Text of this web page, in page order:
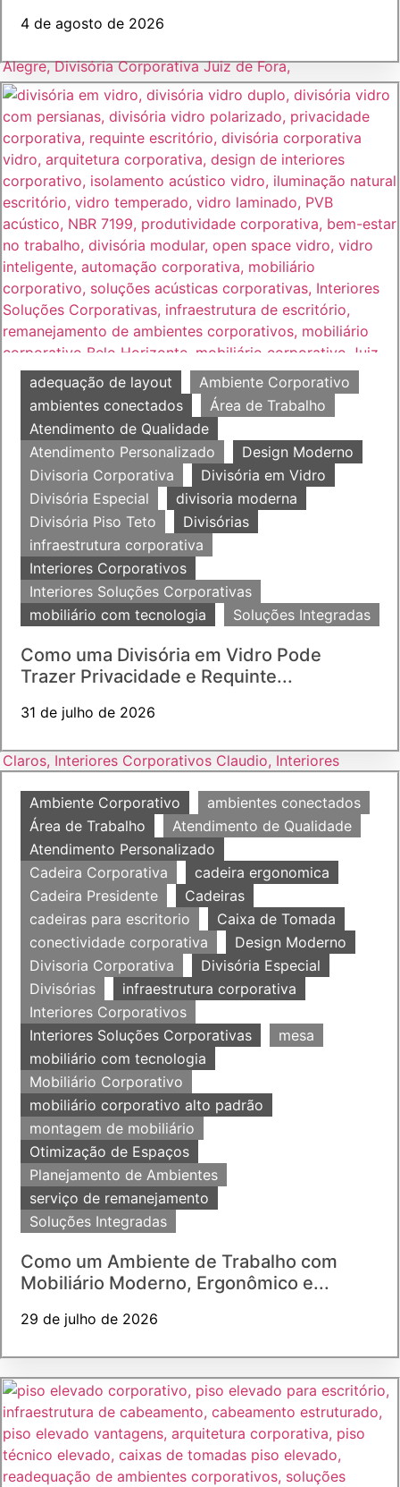
4 de agosto de 2026
adequação de layout
Ambiente Corporativo
ambientes conectados
Área de Trabalho
Atendimento de Qualidade
Atendimento Personalizado
Design Moderno
Divisoria Corporativa
Divisória em Vidro
Divisória Especial
divisoria moderna
Divisória Piso Teto
Divisórias
infraestrutura corporativa
Interiores Corporativos
Interiores Soluções Corporativas
mobiliário com tecnologia
Soluções Integradas
Como uma Divisória em Vidro Pode
Trazer Privacidade e Requinte...
31 de julho de 2026
Ambiente Corporativo
ambientes conectados
Área de Trabalho
Atendimento de Qualidade
Atendimento Personalizado
Cadeira Corporativa
cadeira ergonomica
Cadeira Presidente
Cadeiras
cadeiras para escritorio
Caixa de Tomada
conectividade corporativa
Design Moderno
Divisoria Corporativa
Divisória Especial
Divisórias
infraestrutura corporativa
Interiores Corporativos
Interiores Soluções Corporativas
mesa
mobiliário com tecnologia
Mobiliário Corporativo
mobiliário corporativo alto padrão
montagem de mobiliário
Otimização de Espaços
Planejamento de Ambientes
serviço de remanejamento
Soluções Integradas
Como um Ambiente de Trabalho com
Mobiliário Moderno, Ergonômico e...
29 de julho de 2026